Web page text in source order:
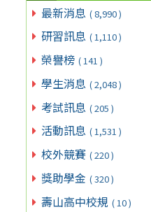
最新消息 ( 8,990 )
研習訊息 ( 1,110 )
榮譽榜 ( 141 )
學生消息 ( 2,048 )
考試訊息 ( 205 )
活動訊息 ( 1,531 )
校外競賽 ( 220 )
獎助學金 ( 320 )
壽山高中校規 ( 10 )